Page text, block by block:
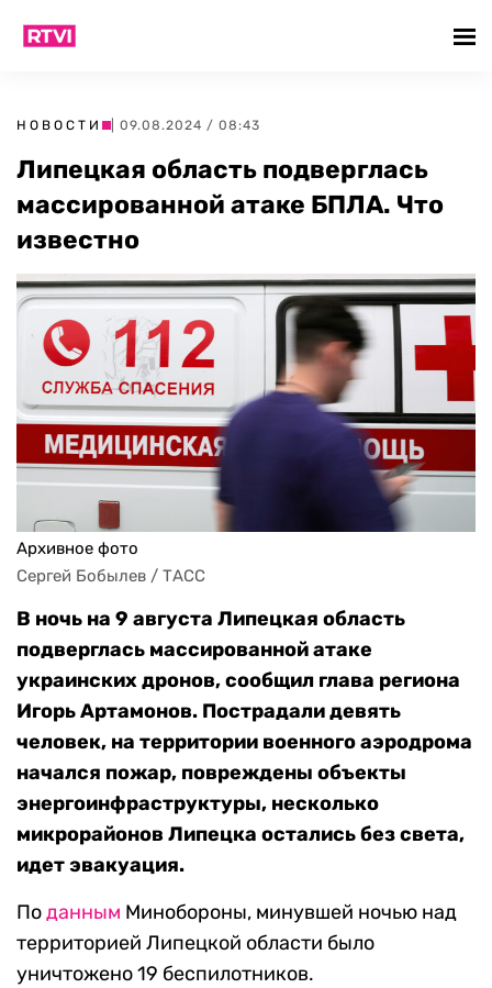
НОВОСТИ | 09.08.2024 / 08:43
Липецкая область подверглась
массированной атаке БПЛА. Что
известно
Архивное фото
Сергей Бобылев / ТАСС
В ночь на 9 августа Липецкая область
подверглась массированной атаке
украинских дронов, сообщил глава региона
Игорь Артамонов. Пострадали девять
человек, на территории военного аэродрома
начался пожар, повреждены объекты
энергоинфраструктуры, несколько
микрорайонов Липецка остались без света,
идет эвакуация.
Поданным Минобороны, минувшей ночью над
территорией Липецкой области было
уничтожено 19 беспилотников.